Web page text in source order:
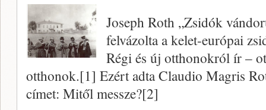
Joseph Roth „Zsidók
felvázolta a kelet-európai
Régi és új otthonokról ír –
otthonok.[1] Ezért adta Claudio Magris
címet: Mitől messze?[2]